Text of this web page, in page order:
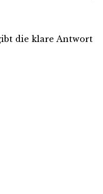
die klare Antwort